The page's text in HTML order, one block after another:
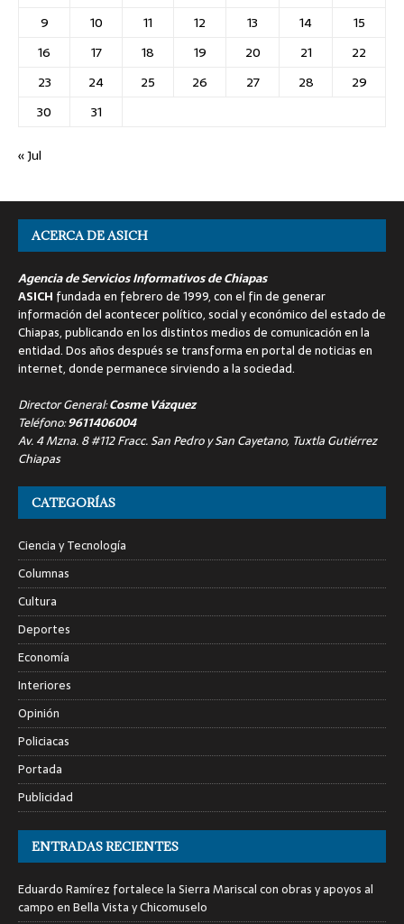
9
10 11 12 13 14
15
16
17 18 19 20 21
22
23
24 25 26 27 28
29
30
31
« Jul
ACERCA DE ASICH
Agencia de Servicios Informativos de Chiapas
ASICH fundada en febrero de 1999, con el fin de generar
información del acontecer político, social y económico del estado de
Chiapas, publicando en los distintos medios de comunicación en la
entidad. Dos años después se transforma en portal de noticias en
internet, donde permanece sirviendo a la sociedad.
Director General:Cosme Vázquez
Teléfono:9611406004
Av. 4 Mzna. 8 #112 Fracc. San Pedro y San Cayetano, Tuxtla Gutiérrez
Chiapas
CATEGORÍAS
Ciencia y Tecnología
Columnas
Cultura
Deportes
Economía
Interiores
Opinión
Policiacas
Portada
Publicidad
ENTRADAS RECIENTES
Eduardo Ramírez fortalece la Sierra Mariscal con obras y apoyos al
campo en Bella Vista y Chicomuselo